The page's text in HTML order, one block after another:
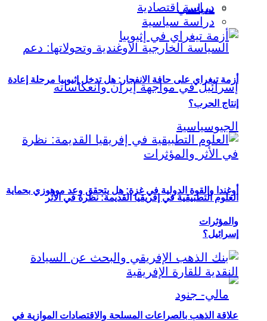
سياسي
أوغندا والقوة الدولية في غزة: هل يتحقق وعد موهوزي بحماية
إسرائيل؟
دراسة اقتصادية
دراسة سياسية
أزمة تيغراي على حافة الانفجار: هل تدخل إثيوبيا مرحلة إعادة
إنتاج الحرب؟
العلوم التطبيقية في إفريقيا القديمة: نظرة في الأثر
والمؤثرات
علاقة الذهب بالصراعات المسلحة والاقتصادات الموازية في